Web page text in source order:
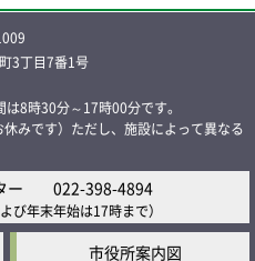
3丁目7番1号
8時30分～17時00分です。
みです）ただし、施設によって異なる
ー 022-398-4894
び年末年始は17時まで）
市役所案内図